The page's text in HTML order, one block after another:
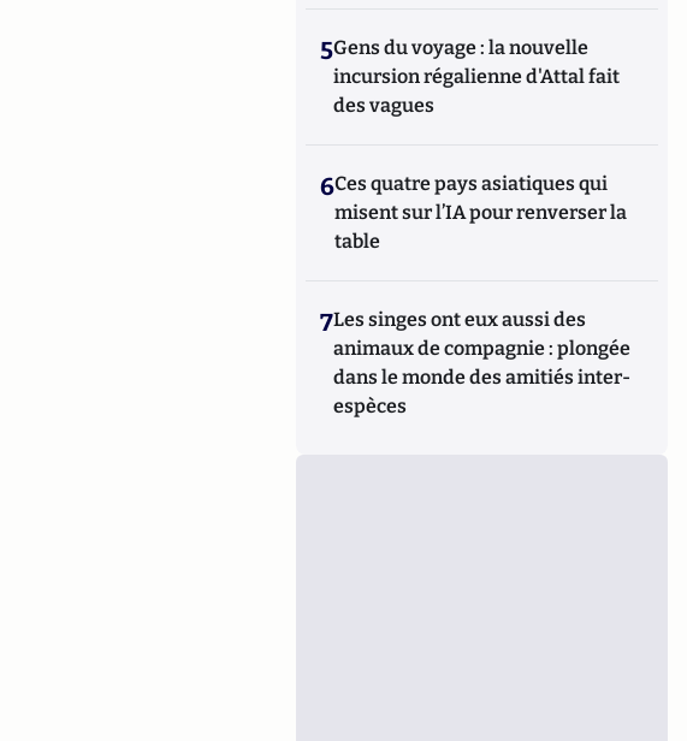
5Gens du voyage : la nouvelle
incursion régalienne d'Attal fait
des vagues
6Ces quatre pays asiatiques qui
misent sur l’IA pour renverser la
table
7Les singes ont eux aussi des
animaux de compagnie : plongée
dans le monde des amitiés inter-
espèces